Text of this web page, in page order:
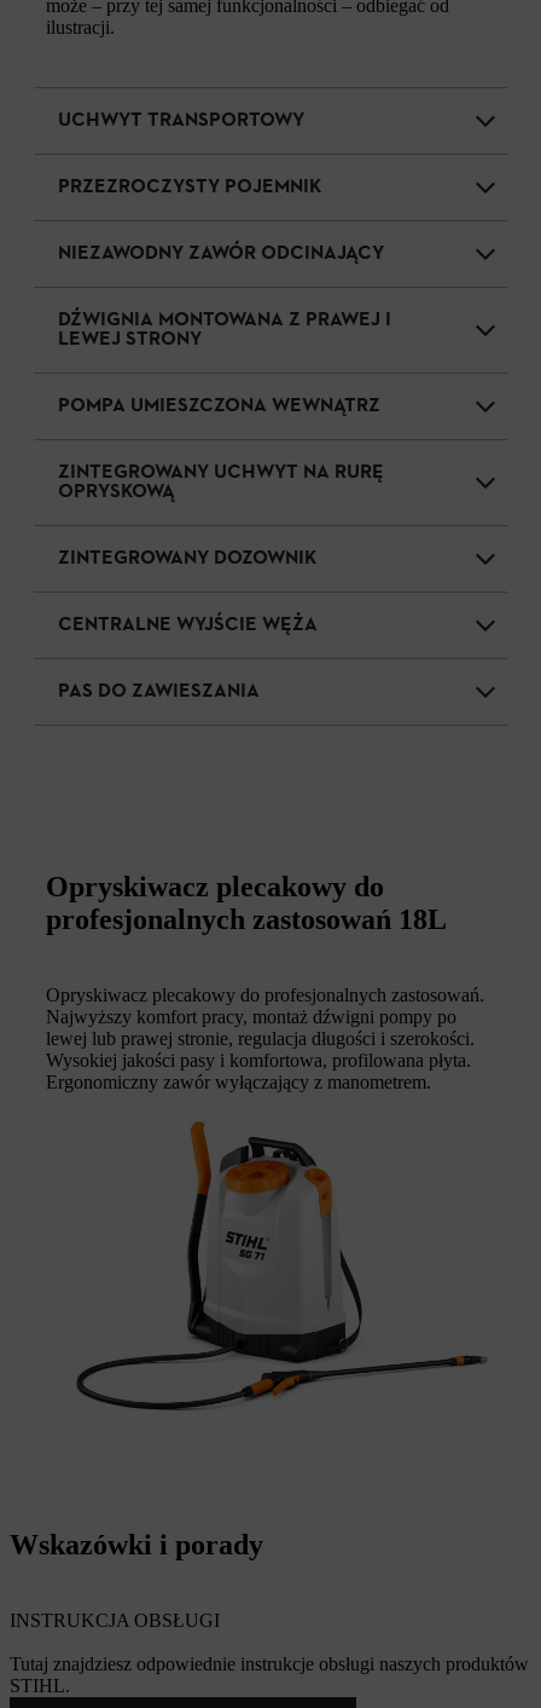
może – przy tej samej funkcjonalności – odbiegać od
ilustracji.
UCHWYT TRANSPORTOWY
PRZEZROCZYSTY POJEMNIK
NIEZAWODNY ZAWÓR ODCINAJĄCY
DŹWIGNIA MONTOWANA Z PRAWEJ I
LEWEJ STRONY
POMPA UMIESZCZONA WEWNĄTRZ
ZINTEGROWANY UCHWYT NA RURĘ
OPRYSKOWĄ
ZINTEGROWANY DOZOWNIK
CENTRALNE WYJŚCIE WĘŻA
PAS DO ZAWIESZANIA
Opryskiwacz plecakowy do
profesjonalnych zastosowań 18L
Opryskiwacz plecakowy do profesjonalnych zastosowań.
Najwyższy komfort pracy, montaż dźwigni pompy po
lewej lub prawej stronie, regulacja długości i szerokości.
Wysokiej jakości pasy i komfortowa, profilowana płyta.
Ergonomiczny zawór wyłączający z manometrem.
Wskazówki i porady
INSTRUKCJA OBSŁUGI
Tutaj znajdziesz odpowiednie instrukcje obsługi naszych produktów
STIHL.